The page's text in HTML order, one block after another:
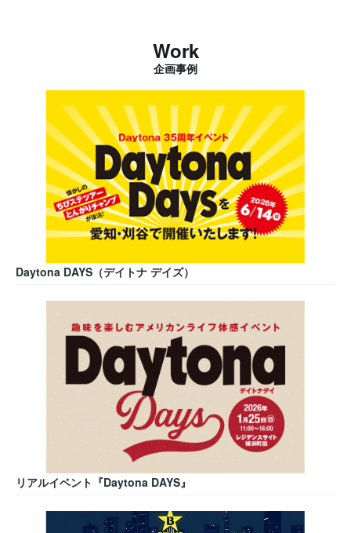
Work
企画事例
Daytona DAYS（デイトナ デイズ）
リアルイベント『Daytona DAYS』